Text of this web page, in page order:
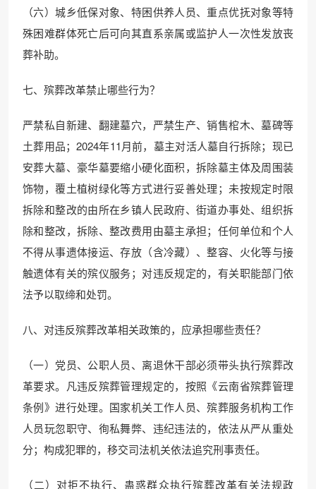
（六）城乡低保对象、特困供养人员、重点优抚对象等特
殊困难群体死亡后可向其直系亲属或监护人一次性发放丧
葬补助。
七、殡葬改革禁止哪些行为？
严禁私自新建、翻建墓穴，严禁生产、销售棺木、墓碑等
土葬用品；2024年11月前，墓主对活人墓自行拆除；现已
安葬大墓、豪华墓要缩小硬化面积，拆除墓主体及周围装
饰物，覆土植树绿化等方式进行妥善处理；未按规定时限
拆除和整改的由所在乡镇人民政府、街道办事处、组织拆
除和整改，拆除、整改费用由墓主承担；任何单位和个人
不得从事遗体接运、存放（含冷藏）、整容、火化等与接
触遗体有关的殡仪服务；对违反规定的，有关职能部门依
法予以取缔和处罚。
八、对违反殡葬改革相关政策的，应承担哪些责任？
（一）党员、公职人员、离退休干部必须带头执行殡葬改
革要求。凡违反殡葬管理规定的，按照《云南省殡葬管理
条例》进行处理。国家机关工作人员、殡葬服务机构工作
人员玩忽职守、徇私舞弊、违纪违法的，依法从严从重处
分；构成犯罪的，移交司法机关依法追究刑事责任。
（二）对拒不执行、蛊惑群众执行殡葬改革有关法规政